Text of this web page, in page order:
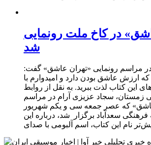
در کاخ ملت رونمایی
شد
مراسم رونمایی «تهران عاشق» گفت:
ارزش عاشق بودن دارد و امیدوارم با
این کتاب لذت ببرید. به نقل از روابط
زمستان، سجاد عزیزی آرام در مراسم
عاشق» که عصر جمعه سی‌ و یکم شهریور
سعدآباد برگزار شد، درباره این